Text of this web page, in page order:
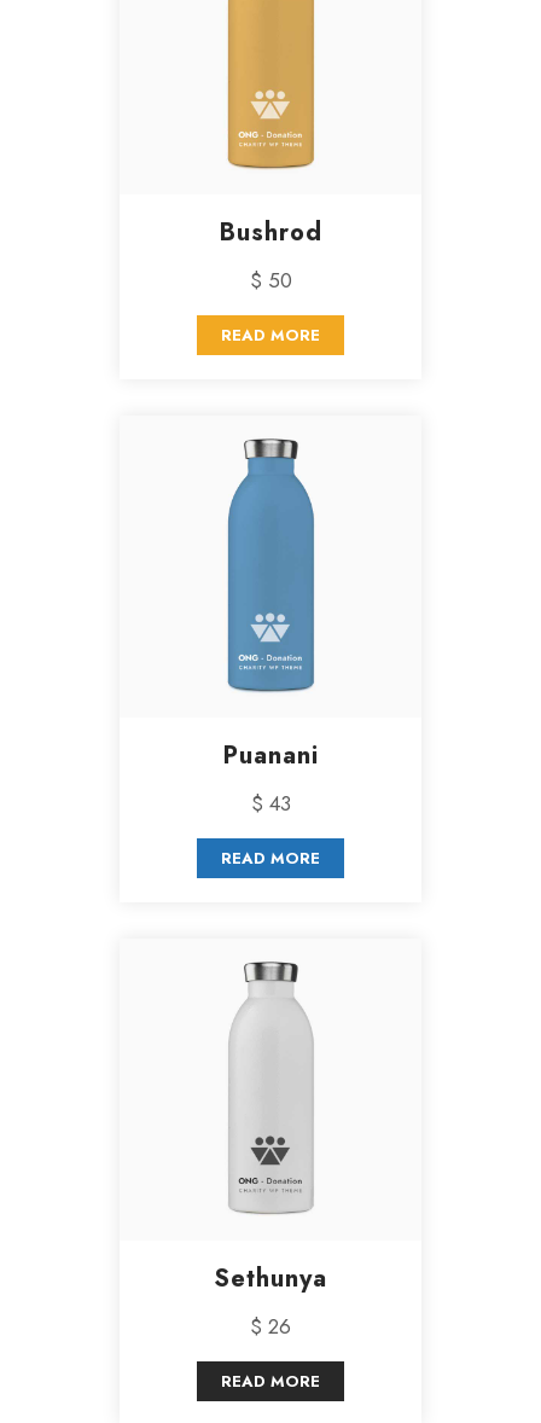
Bushrod
$ 50
READ MORE
Puanani
$ 43
READ MORE
Sethunya
$ 26
READ MORE